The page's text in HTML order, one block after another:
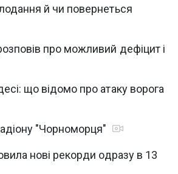
й чи повернеться
про можливий дефіцит і
що відомо про атаку ворога
"Чорноморця"
нові рекорди одразу в 13